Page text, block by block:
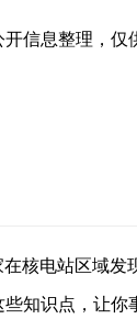
信息整理，仅
核电站区域发
知识点，让你